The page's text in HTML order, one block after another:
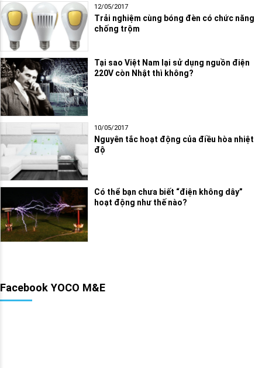
12/05/2017
Trải nghiệm cùng bóng đèn có chức năng
chống trộm
Tại sao Việt Nam lại sử dụng nguồn điện
220V còn Nhật thì không?
10/05/2017
Nguyên tắc hoạt động của điều hòa nhiệt
độ
Có thể bạn chưa biết “điện không dây”
hoạt động như thế nào?
Facebook YOCO M&E